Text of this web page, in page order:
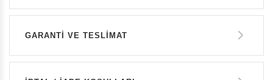
GARANTİ VE TESLİMAT
GARANTİ